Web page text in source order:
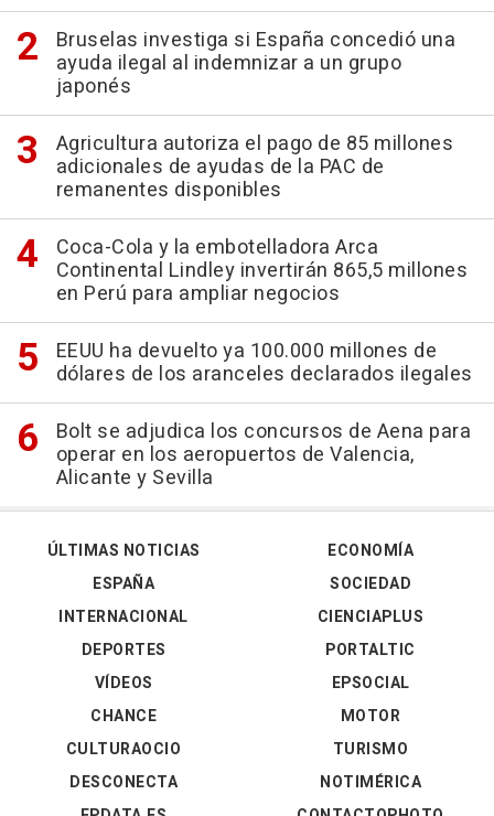
Bruselas investiga si España concedió una
ayuda ilegal al indemnizar a un grupo
japonés
Agricultura autoriza el pago de 85 millones
adicionales de ayudas de la PAC de
remanentes disponibles
Coca-Cola y la embotelladora Arca
Continental Lindley invertirán 865,5 millones
en Perú para ampliar negocios
EEUU ha devuelto ya 100.000 millones de
dólares de los aranceles declarados ilegales
Bolt se adjudica los concursos de Aena para
operar en los aeropuertos de Valencia,
Alicante y Sevilla
ÚLTIMAS NOTICIAS
ESPAÑA
INTERNACIONAL
DEPORTES
VÍDEOS
ECONOMÍA
SOCIEDAD
CIENCIAPLUS
PORTALTIC
EPSOCIAL
CHANCE
CULTURAOCIO
DESCONECTA
MOTOR
TURISMO
NOTIMÉRICA